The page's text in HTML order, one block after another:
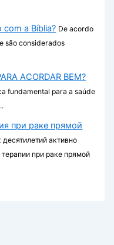
com a Bíblia? De acordo
são considerados
ACORDAR BEM?
fundamental para a saúde
при раке прямой
активно
при раке прямой